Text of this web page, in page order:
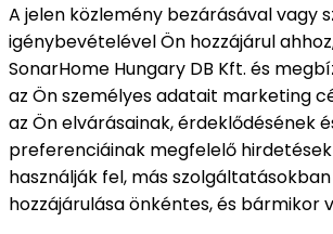
A jelen közlemény bezárásával vagy
igénybevételével Ön hozzájárul
SonarHome Hungary DB Kft. és
az Ön személyes adatait marketing
az Ön elvárásainak, érdeklődésének
preferenciáinak megfelelő
használják fel, más szolgáltatásokban
hozzájárulása önkéntes, és bármikor